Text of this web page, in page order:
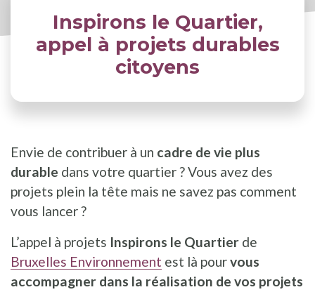
Inspirons le Quartier,
appel à projets durables
citoyens
Envie de contribuer à un cadre de vie plus
durable dans votre quartier ? Vous avez des
projets plein la tête mais ne savez pas comment
vous lancer ?
L’appel à projets Inspirons le Quartier de
Bruxelles Environnement est là pourvous
accompagner dans la réalisation de vos projets